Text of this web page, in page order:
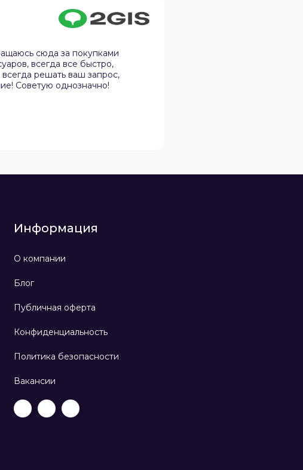
сюда за покупками
всегда все быстро,
всегда решать ваш запрос,
Советую однозначно!
Информация
О компании
Блог
Публичная оферта
Конфиденциальность
Политика безопасности
Вакансии